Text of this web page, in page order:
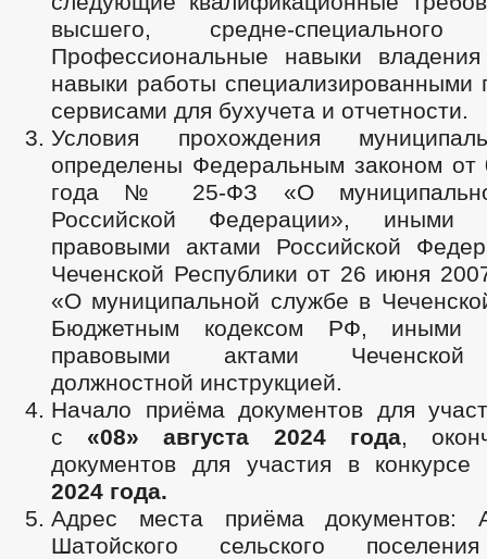
высшего, средне-специального
Профессиональные навыки
навыки работы специализированными
сервисами для бухучета и отчетности.
Условия прохождения
определены Федеральным законом от
года № 25-ФЗ «О
Российской Федерации», иными
правовыми актами Российской
Чеченской Республики от 26 июня
«О муниципальной службе в
Бюджетным кодексом РФ, иными
правовыми актами Чеченской
должностной инструкцией.
Начало приёма документов для
с «08» августа 2024 года,
документов для участия в конкурсе
2024 года.
Адрес места приёма документов:
Шатойского сельского